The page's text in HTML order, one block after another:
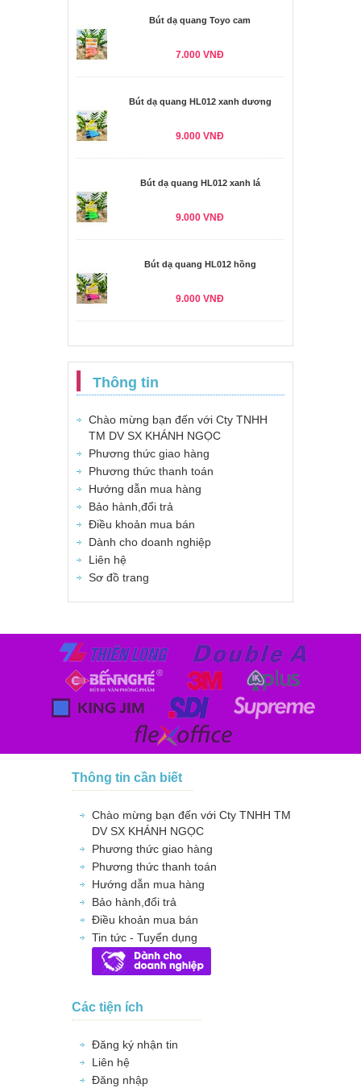
Bút dạ quang Toyo cam
7.000 VNĐ
Bút dạ quang HL012 xanh dương
9.000 VNĐ
Bút dạ quang HL012 xanh lá
9.000 VNĐ
Bút dạ quang HL012 hồng
9.000 VNĐ
Thông tin
Chào mừng bạn đến với Cty TNHH
TM DV SX KHÁNH NGỌC
Phương thức giao hàng
Phương thức thanh toán
Hướng dẫn mua hàng
Bảo hành,đổi trả
Điều khoản mua bán
Dành cho doanh nghiệp
Liên hệ
Sơ đồ trang
Thông tin cần biết
Chào mừng bạn đến với Cty TNHH TM
DV SX KHÁNH NGỌC
Phương thức giao hàng
Phương thức thanh toán
Hướng dẫn mua hàng
Bảo hành,đổi trả
Điều khoản mua bán
Tin tức - Tuyển dụng
Các tiện ích
Đăng ký nhận tin
Liên hệ
Đăng nhập